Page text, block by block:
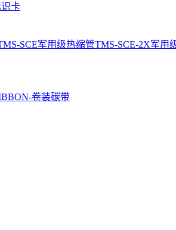
卡
SCE军用级热缩管TMS-SCE-2X军用
卷装碳带